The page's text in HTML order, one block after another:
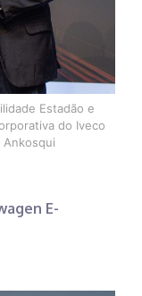
Estadão e
do Iveco
Ankosqui
E-